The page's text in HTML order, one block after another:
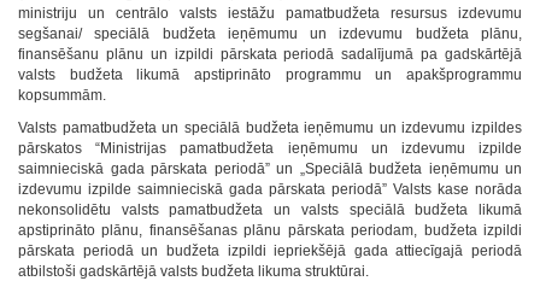
ministriju un centrālo valsts iestāžu pamatbudžeta resursus izdevumu
segšanai/ speciālā budžeta ieņēmumu un izdevumu budžeta plānu,
finansēšanu plānu un izpildi pārskata periodā sadalījumā pa gadskārtējā
valsts budžeta likumā apstiprināto programmu un apakšprogrammu
kopsummām.
Valsts pamatbudžeta un speciālā budžeta ieņēmumu un izdevumu izpildes
pārskatos “Ministrijas pamatbudžeta ieņēmumu un izdevumu izpilde
saimnieciskā gada pārskata periodā” un „Speciālā budžeta ieņēmumu un
izdevumu izpilde saimnieciskā gada pārskata periodā” Valsts kase norāda
nekonsolidētu valsts pamatbudžeta un valsts speciālā budžeta likumā
apstiprināto plānu, finansēšanas plānu pārskata periodam, budžeta izpildi
pārskata periodā un budžeta izpildi iepriekšējā gada attiecīgajā periodā
atbilstoši gadskārtējā valsts budžeta likuma struktūrai.